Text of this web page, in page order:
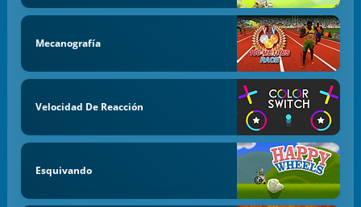
Mecanografía
Velocidad De Reacción
Esquivando